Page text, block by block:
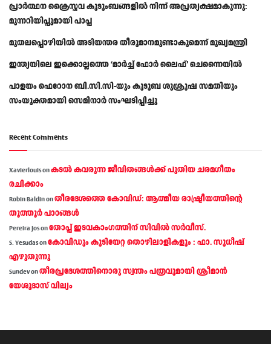
പ്രാര്‍ത്ഥന ക്രൈസ്തവ കുടുംബങ്ങളില്‍ നിന്ന് അപ്രത്യക്ഷമാകുന്നു:
മുന്നറിയിപ്പുമായി പാപ്പ
മുതലപ്പൊഴിയിൽ അടിയന്തര തീരുമാനമുണ്ടാകുമെന്ന് മുഖ്യമന്ത്രി
ഇന്ത്യയിലെ ഇക്കൊല്ലത്തെ ‘മാർച്ച് ഫോർ ലൈഫ്’ ചെന്നൈയിൽ
പാളയം ഫെറോന ബി.സി.സി-യും കുടുബ ശുശ്രൂഷ സമതിയും
സംയുക്തമായി സെമിനാർ സംഘടിപ്പിച്ചു
Recent Comments
Xavierlouisonകടല്‍ കവരുന്ന ജീവിതങ്ങള്‍ക്ക് പുതിയ ചരമഗീതം
രചിക്കാം
Robin Baldinonതീരദേശത്തെ കോവിഡ്: ആത്മീയ രാഷ്ട്രീയത്തിന്റെ
തൂത്തൂര്‍ പാഠങ്ങൾ
Pereira Josonതോപ്പ് ഇടവകാംഗത്തിന് സിവിൽ സർവീസ്.
S. Yesudasonകോവിഡും കുടിയേറ്റ തൊഴിലാളികളും : ഫാ. സുധീഷ്
എഴുതുന്നു
Sundevonതീരപ്രദേശത്തിനൊരു സ്വന്തം പത്രവുമായി ശ്രീമാന്‍
യേശുദാസ് വില്യം